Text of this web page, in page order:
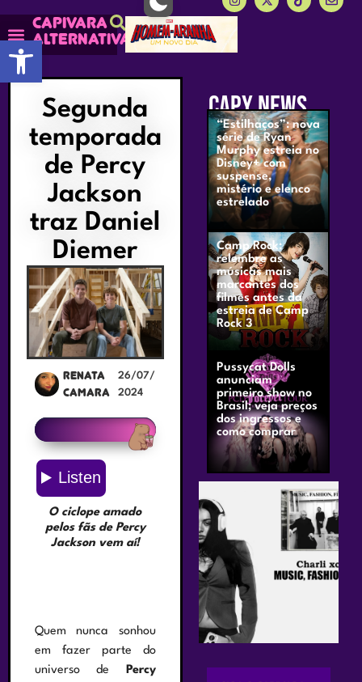
Abrir a barra de ferramentas
Capivara
alternativa
Segunda
temporada
de Percy
Jackson
traz Daniel
Diemer
Renata
Camara
26/07/
2024
O ciclope amado
pelos fãs de Percy
Jackson vem aí!
Quem nunca sonhou
em fazer parte do
universo de
Percy
CAPY NEWS
“Estilhaços”: nova
série de Ryan
Murphy estreia no
Disney+ com
suspense,
mistério e elenco
estrelado
Camp Rock:
relembre as
músicas mais
marcantes dos
filmes antes da
estreia de Camp
Rock 3
Pussycat Dolls
anunciam
primeiro show no
Brasil; veja preços
dos ingressos e
como comprar